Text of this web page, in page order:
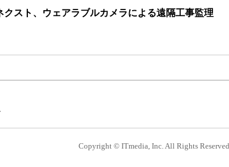
スト、ウェアラブルカメラによる遠隔工事監理
Copyright © ITmedia, Inc. All Rights